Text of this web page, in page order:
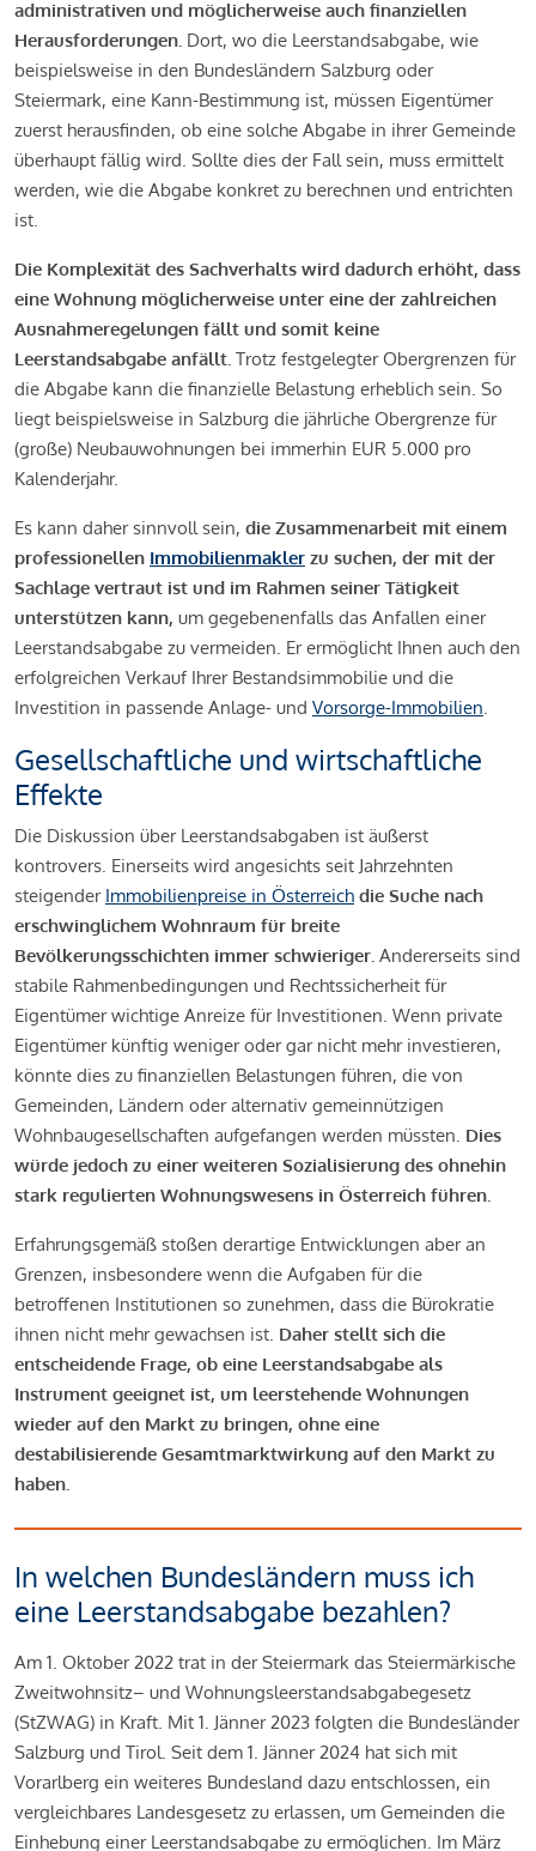
administrativen und möglicherweise auch finanziellen
Herausforderungen. Dort, wo die Leerstandsabgabe, wie
beispielsweise in den Bundesländern Salzburg oder
Steiermark, eine Kann-Bestimmung ist, müssen Eigentümer
zuerst herausfinden, ob eine solche Abgabe in ihrer Gemeinde
überhaupt fällig wird. Sollte dies der Fall sein, muss ermittelt
werden, wie die Abgabe konkret zu berechnen und entrichten
ist.
Die Komplexität des Sachverhalts wird dadurch erhöht, dass
eine Wohnung möglicherweise unter eine der zahlreichen
Ausnahmeregelungen fällt und somit keine
Leerstandsabgabe anfällt. Trotz festgelegter Obergrenzen für
die Abgabe kann die finanzielle Belastung erheblich sein. So
liegt beispielsweise in Salzburg die jährliche Obergrenze für
(große) Neubauwohnungen bei immerhin EUR 5.000 pro
Kalenderjahr.
Es kann daher sinnvoll sein, die Zusammenarbeit mit einem
professionellen Immobilienmakler zu suchen, der mit der
Sachlage vertraut ist und im Rahmen seiner Tätigkeit
unterstützen kann, um gegebenenfalls das Anfallen einer
Leerstandsabgabe zu vermeiden. Er ermöglicht Ihnen auch den
erfolgreichen Verkauf Ihrer Bestandsimmobilie und die
Investition in passende Anlage- und Vorsorge-Immobilien.
Gesellschaftliche und wirtschaftliche
Effekte
Die Diskussion über Leerstandsabgaben ist äußerst
kontrovers. Einerseits wird angesichts seit Jahrzehnten
steigender Immobilienpreise in Österreich die Suche nach
erschwinglichem Wohnraum für breite
Bevölkerungsschichten immer schwieriger. Andererseits sind
stabile Rahmenbedingungen und Rechtssicherheit für
Eigentümer wichtige Anreize für Investitionen. Wenn private
Eigentümer künftig weniger oder gar nicht mehr investieren,
könnte dies zu finanziellen Belastungen führen, die von
Gemeinden, Ländern oder alternativ gemeinnützigen
Wohnbaugesellschaften aufgefangen werden müssten. Dies
würde jedoch zu einer weiteren Sozialisierung des ohnehin
stark regulierten Wohnungswesens in Österreich führen.
Erfahrungsgemäß stoßen derartige Entwicklungen aber an
Grenzen, insbesondere wenn die Aufgaben für die
betroffenen Institutionen so zunehmen, dass die Bürokratie
ihnen nicht mehr gewachsen ist. Daher stellt sich die
entscheidende Frage, ob eine Leerstandsabgabe als
Instrument geeignet ist, um leerstehende Wohnungen
wieder auf den Markt zu bringen, ohne eine
destabilisierende Gesamtmarktwirkung auf den Markt zu
haben.
In welchen Bundesländern muss ich
eine Leerstandsabgabe bezahlen?
Am 1. Oktober 2022 trat in der Steiermark das Steiermärkische
Zweitwohnsitz– und Wohnungsleerstandsabgabegesetz
(StZWAG) in Kraft. Mit 1. Jänner 2023 folgten die Bundesländer
Salzburg und Tirol. Seit dem 1. Jänner 2024 hat sich mit
Vorarlberg ein weiteres Bundesland dazu entschlossen, ein
vergleichbares Landesgesetz zu erlassen, um Gemeinden die
Einhebung einer Leerstandsabgabe zu ermöglichen. Im März